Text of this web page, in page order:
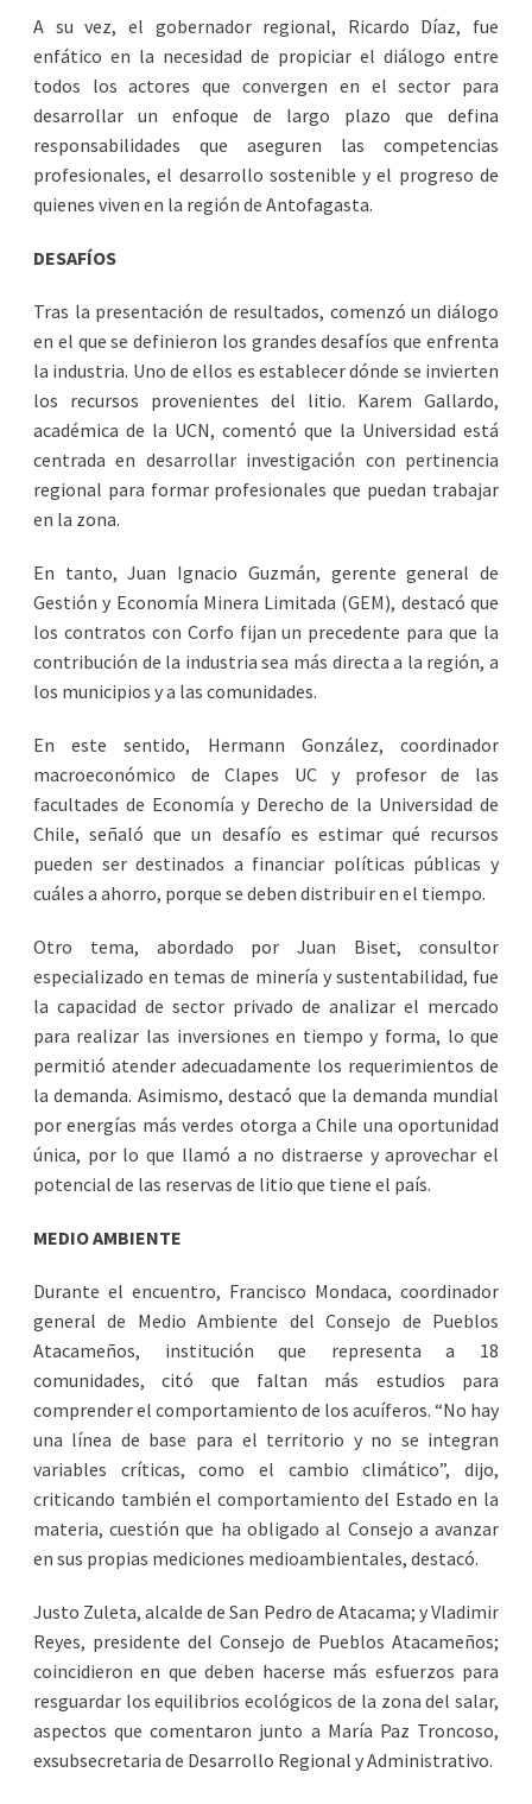
A su vez, el gobernador regional, Ricardo Díaz, fue
enfático en la necesidad de propiciar el diálogo entre
todos los actores que convergen en el sector para
desarrollar un enfoque de largo plazo que defina
responsabilidades que aseguren las competencias
profesionales, el desarrollo sostenible y el progreso de
quienes viven en la región de Antofagasta.
DESAFÍOS
Tras la presentación de resultados, comenzó un diálogo
en el que se definieron los grandes desafíos que enfrenta
la industria. Uno de ellos es establecer dónde se invierten
los recursos provenientes del litio. Karem Gallardo,
académica de la UCN, comentó que la Universidad está
centrada en desarrollar investigación con pertinencia
regional para formar profesionales que puedan trabajar
en la zona.
En tanto, Juan Ignacio Guzmán, gerente general de
Gestión y Economía Minera Limitada (GEM), destacó que
los contratos con Corfo fijan un precedente para que la
contribución de la industria sea más directa a la región, a
los municipios y a las comunidades.
En este sentido, Hermann González, coordinador
macroeconómico de Clapes UC y profesor de las
facultades de Economía y Derecho de la Universidad de
Chile, señaló que un desafío es estimar qué recursos
pueden ser destinados a financiar políticas públicas y
cuáles a ahorro, porque se deben distribuir en el tiempo.
Otro tema, abordado por Juan Biset, consultor
especializado en temas de minería y sustentabilidad, fue
la capacidad de sector privado de analizar el mercado
para realizar las inversiones en tiempo y forma, lo que
permitió atender adecuadamente los requerimientos de
la demanda. Asimismo, destacó que la demanda mundial
por energías más verdes otorga a Chile una oportunidad
única, por lo que llamó a no distraerse y aprovechar el
potencial de las reservas de litio que tiene el país.
MEDIO AMBIENTE
Durante el encuentro, Francisco Mondaca, coordinador
general de Medio Ambiente del Consejo de Pueblos
Atacameños, institución que representa a 18
comunidades, citó que faltan más estudios para
comprender el comportamiento de los acuíferos. “No hay
una línea de base para el territorio y no se integran
variables críticas, como el cambio climático”, dijo,
criticando también el comportamiento del Estado en la
materia, cuestión que ha obligado al Consejo a avanzar
en sus propias mediciones medioambientales, destacó.
Justo Zuleta, alcalde de San Pedro de Atacama; y Vladimir
Reyes, presidente del Consejo de Pueblos Atacameños;
coincidieron en que deben hacerse más esfuerzos para
resguardar los equilibrios ecológicos de la zona del salar,
aspectos que comentaron junto a María Paz Troncoso,
exsubsecretaria de Desarrollo Regional y Administrativo.